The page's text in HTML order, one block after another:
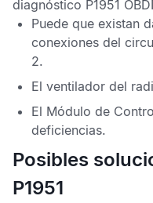
diagnóstico P1951
Puede que existan
conexiones del
2.
El ventilador del
El Módulo de
deficiencias.
Posibles
P1951